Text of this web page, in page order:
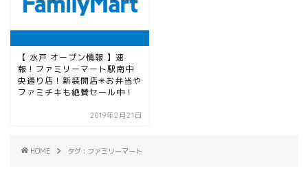
【 水戸 オープン情報 】速
報！ファミリーマート駅南中
央通り店！新装開店✳︎お弁当や
ファミチキも絶賛セール中！
2019年2月21日
HOME タグ : ファミリーマート